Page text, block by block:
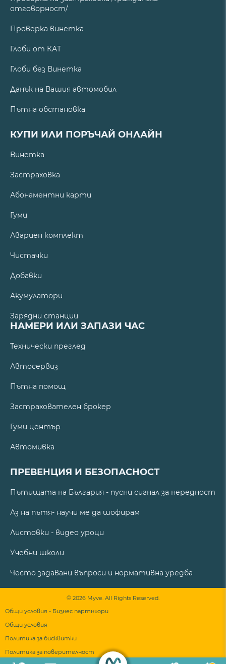
отговорност/
Проверка винетка
Глоби от КАТ
Глоби без Винетка
Данък на Вашия автомобил
Пътна обстановка
КУПИ ИЛИ ПОРЪЧАЙ ОНЛАЙН
Винетка
Застраховка
Абонаментни карти
Гуми
Авариен комплект
Чистачки
Добавки
Акумулатори
Зарядни станции
НАМЕРИ ИЛИ ЗАПАЗИ ЧАС
Технически преглед
Автосервиз
Пътна помощ
Застрахователен брокер
Гуми център
Автомивка
ПРЕВЕНЦИЯ И БЕЗОПАСНОСТ
Пътищата на България - пусни сигнал за нередност
Аз на пътя- научи ме да шофирам
Листовки - видео уроци
Учебни школи
Често задавани въпроси и нормативна уредба
© 2026 Myve. All Rights Reserved.
Общи условия - Бизнес партньори
Общи условия
Политика за бисквитки
Политика за поверителност